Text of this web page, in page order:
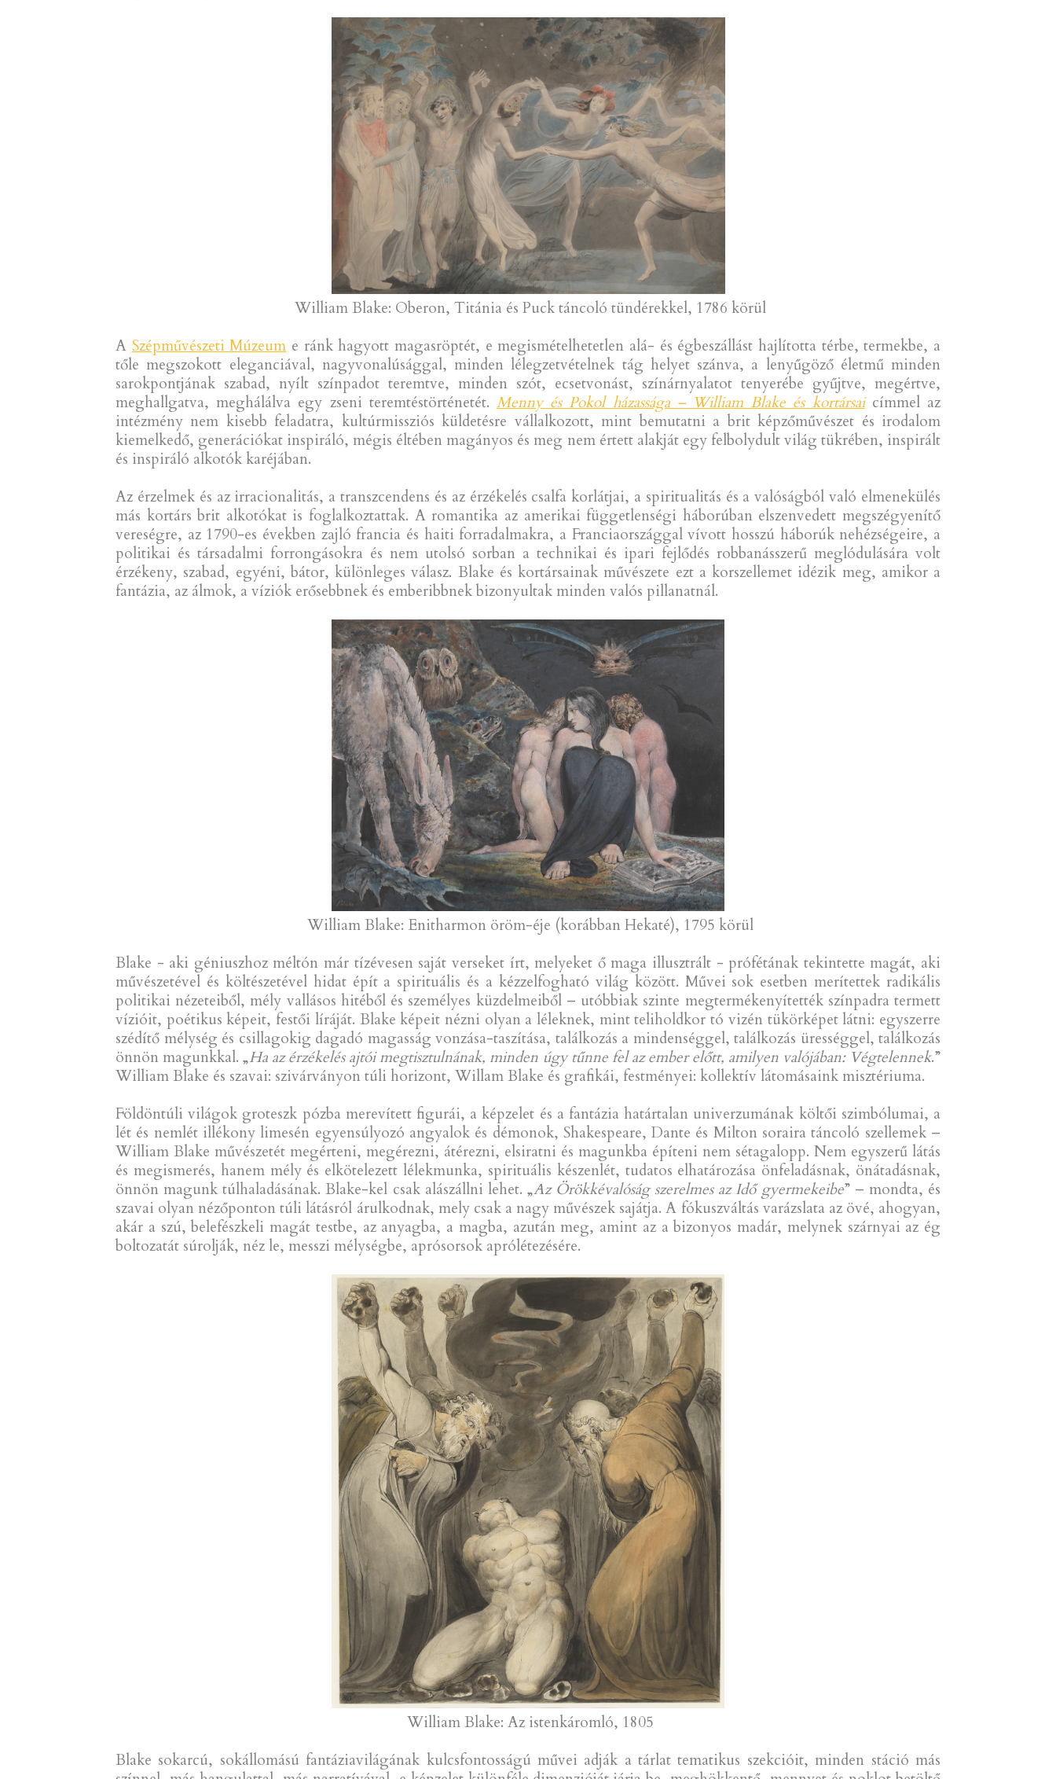
William Blake: Oberon, Titánia és Puck táncoló tündérekkel, 1786 körül
A Szépművészeti Múzeum e ránk hagyott magasröptét, e megismételhetetlen alá- és égbeszállást hajlította térbe, termekbe, a
tőle megszokott eleganciával, nagyvonalúsággal, minden lélegzetvételnek tág helyet szánva, a lenyűgöző életmű minden
sarokpontjának szabad, nyílt színpadot teremtve, minden szót, ecsetvonást, színárnyalatot tenyerébe gyűjtve, megértve,
meghallgatva, meghálálva egy zseni teremtéstörténetét. Menny és Pokol házassága – William Blake és kortársai címmel az
intézmény nem kisebb feladatra, kultúrmissziós küldetésre vállalkozott, mint bemutatni a brit képzőművészet és irodalom
kiemelkedő, generációkat inspiráló, mégis éltében magányos és meg nem értett alakját egy felbolydult világ tükrében, inspirált
és inspiráló alkotók karéjában.
Az érzelmek és az irracionalitás, a transzcendens és az érzékelés csalfa korlátjai, a spiritualitás és a valóságból való elmenekülés
más kortárs brit alkotókat is foglalkoztattak. A romantika az amerikai függetlenségi háborúban elszenvedett megszégyenítő
vereségre, az 1790-es években zajló francia és haiti forradalmakra, a Franciaországgal vívott hosszú háborúk nehézségeire, a
politikai és társadalmi forrongásokra és nem utolsó sorban a technikai és ipari fejlődés robbanásszerű meglódulására volt
érzékeny, szabad, egyéni, bátor, különleges válasz. Blake és kortársainak művészete ezt a korszellemet idézik meg, amikor a
fantázia, az álmok, a víziók erősebbnek és emberibbnek bizonyultak minden valós pillanatnál.
William Blake: Enitharmon öröm-éje (korábban Hekaté), 1795 körül
Blake - aki géniuszhoz méltón már tízévesen saját verseket írt, melyeket ő maga illusztrált - prófétának tekintette magát, aki
művészetével és költészetével hidat épít a spirituális és a kézzelfogható világ között. Művei sok esetben merítettek radikális
politikai nézeteiből, mély vallásos hitéből és személyes küzdelmeiből – utóbbiak szinte megtermékenyítették színpadra termett
vízióit, poétikus képeit, festői líráját. Blake képeit nézni olyan a léleknek, mint teliholdkor tó vizén tükörképet látni: egyszerre
szédítő mélység és csillagokig dagadó magasság vonzása-taszítása, találkozás a mindenséggel, találkozás ürességgel, találkozás
önnön magunkkal. „Ha az érzékelés ajtói megtisztulnának, minden úgy tűnne fel az ember előtt, amilyen valójában: Végtelennek.”
William Blake és szavai: szivárványon túli horizont, Willam Blake és grafikái, festményei: kollektív látomásaink misztériuma.
Földöntúli világok groteszk pózba merevített figurái, a képzelet és a fantázia határtalan univerzumának költői szimbólumai, a
lét és nemlét illékony limesén egyensúlyozó angyalok és démonok, Shakespeare, Dante és Milton soraira táncoló szellemek –
William Blake művészetét megérteni, megérezni, átérezni, elsiratni és magunkba építeni nem sétagalopp. Nem egyszerű látás
és megismerés, hanem mély és elkötelezett lélekmunka, spirituális készenlét, tudatos elhatározása önfeladásnak, önátadásnak,
önnön magunk túlhaladásának. Blake-kel csak alászállni lehet. „Az Örökkévalóság szerelmes az Idő gyermekeibe” – mondta, és
szavai olyan nézőponton túli látásról árulkodnak, mely csak a nagy művészek sajátja. A fókuszváltás varázslata az övé, ahogyan,
akár a szú, belefészkeli magát testbe, az anyagba, a magba, azután meg, amint az a bizonyos madár, melynek szárnyai az ég
boltozatát súrolják, néz le, messzi mélységbe, aprósorsok aprólétezésére.
William Blake: Az istenkáromló, 1805
Blake sokarcú, sokállomású fantáziavilágának kulcsfontosságú művei adják a tárlat tematikus szekcióit, minden stáció más